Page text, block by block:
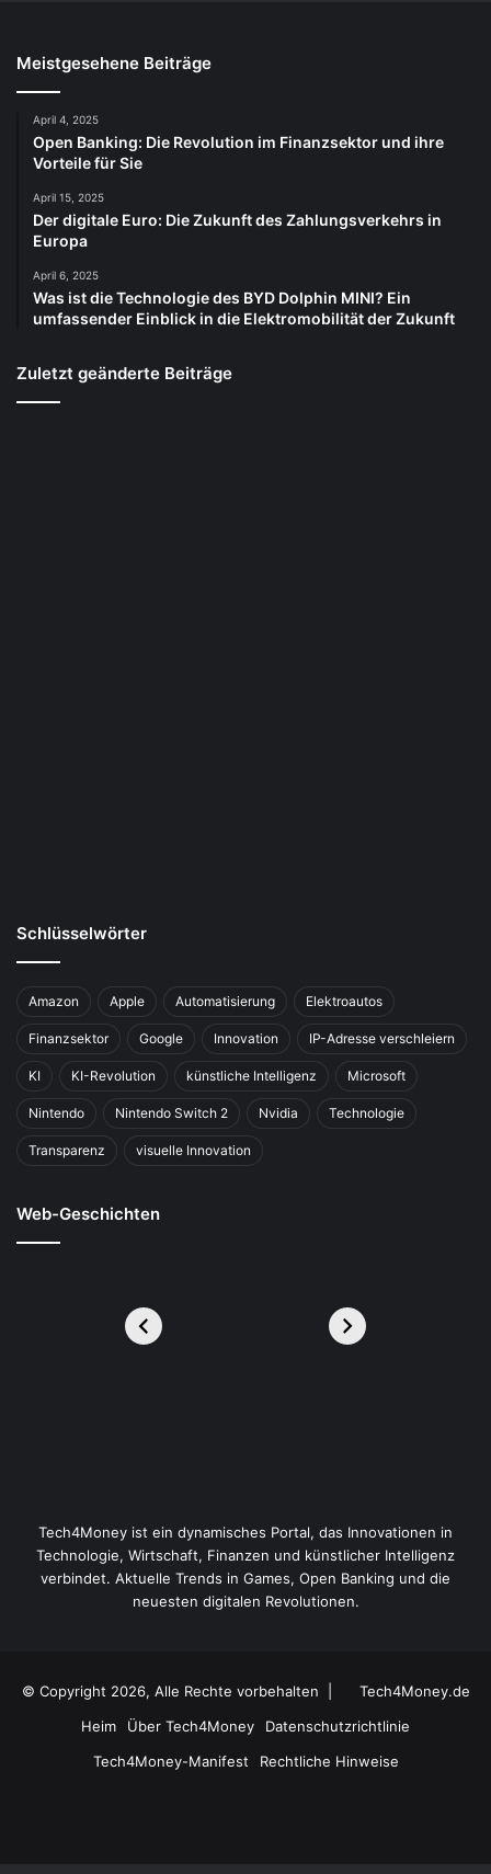
Meistgesehene Beiträge
April 4, 2025
Open Banking: Die Revolution im Finanzsektor und ihre
Vorteile für Sie
April 15, 2025
Der digitale Euro: Die Zukunft des Zahlungsverkehrs in
Europa
April 6, 2025
Was ist die Technologie des BYD Dolphin MINI? Ein
umfassender Einblick in die Elektromobilität der Zukunft
Zuletzt geänderte Beiträge
Schlüsselwörter
Amazon Apple Automatisierung Elektroautos
Finanzsektor Google Innovation IP-Adresse verschleiern
KI KI-Revolution künstliche Intelligenz Microsoft
Nintendo Nintendo Switch 2 Nvidia Technologie
Transparenz visuelle Innovation
Web-Geschichten
Tech4Money ist ein dynamisches Portal, das Innovationen in
Technologie, Wirtschaft, Finanzen und künstlicher Intelligenz
verbindet. Aktuelle Trends in Games, Open Banking und die
neuesten digitalen Revolutionen.
© Copyright 2026, Alle Rechte vorbehalten |
Tech4Money.de
Heim
Über Tech4Money
Datenschutzrichtlinie
Tech4Money-Manifest
Rechtliche Hinweise